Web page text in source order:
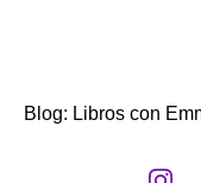
Blog: Libros con